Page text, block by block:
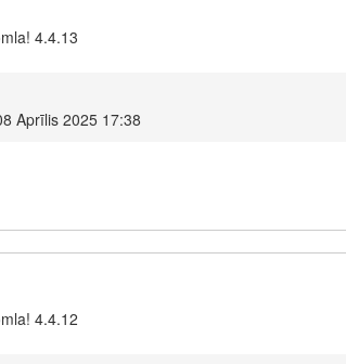
4.4.13
Aprīlis 2025 17:38
4.4.12